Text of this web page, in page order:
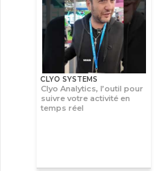
CLYO SYSTEMS
Clyo Analytics, l’outil pour
suivre votre activité en
temps réel